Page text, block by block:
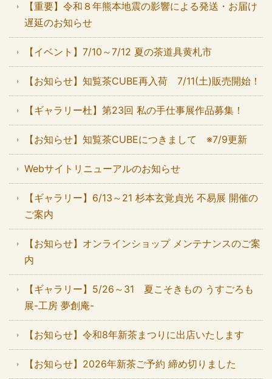
【重要】令和８年熊本地震の影響による発送・お届け
遅延のお知らせ
【イベント】7/10～7/12 夏の茶道具黄札市
【お知らせ】知覧茶CUBE再入荷 7/11(土)販売開始！
【ギャラリー杜】第23回 私の手仕事展作品募集！
【お知らせ】知覧茶CUBEにつきまして ※7/9更新
Webサイトリニューアルのお知らせ
【ギャラリー】6/13～21 杉本玄覚貞光 不易展 開催の
ご案内
【お知らせ】オンラインショップ メンテナンスのご案
内
【ギャラリー】5/26～31 夏こそきもの うすごろも
展-工房 夢創庵-
【お知らせ】令和8年新茶まつりに出店いたします
【お知らせ】2026年新茶ご予約 締め切りました